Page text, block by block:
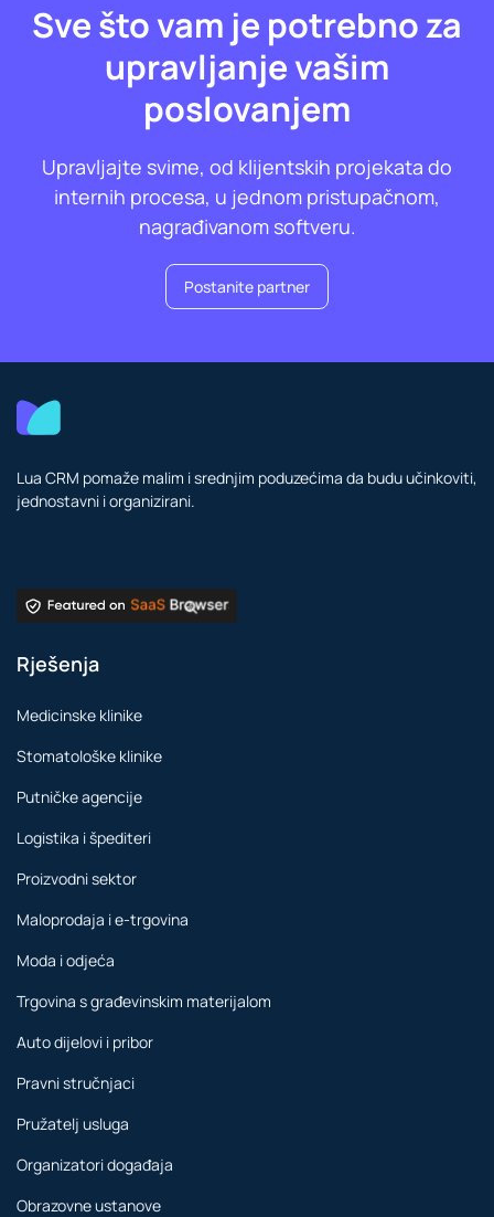
Sve što vam je potrebno za
upravljanje vašim
poslovanjem
Upravljajte svime, od klijentskih projekata do
internih procesa, u jednom pristupačnom,
nagrađivanom softveru.
Postanite partner
Lua CRM pomaže malim i srednjim poduzećima da budu učinkoviti,
jednostavni i organizirani.
Rješenja
Medicinske klinike
Stomatološke klinike
Putničke agencije
Logistika i špediteri
Proizvodni sektor
Maloprodaja i e-trgovina
Moda i odjeća
Trgovina s građevinskim materijalom
Auto dijelovi i pribor
Pravni stručnjaci
Pružatelj usluga
Organizatori događaja
Obrazovne ustanove